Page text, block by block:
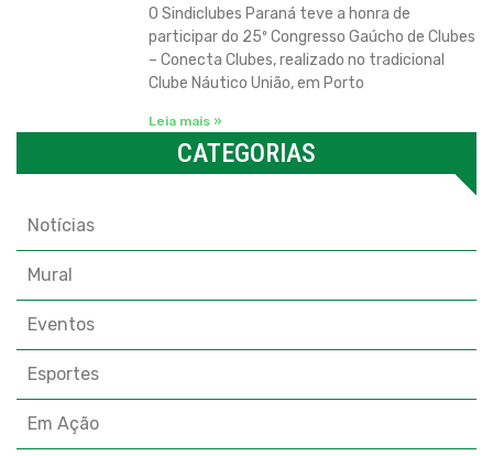
O Sindiclubes Paraná teve a honra de
participar do 25º Congresso Gaúcho de Clubes
– Conecta Clubes, realizado no tradicional
Clube Náutico União, em Porto
Leia mais »
CATEGORIAS
Notícias
Mural
Eventos
Esportes
Em Ação